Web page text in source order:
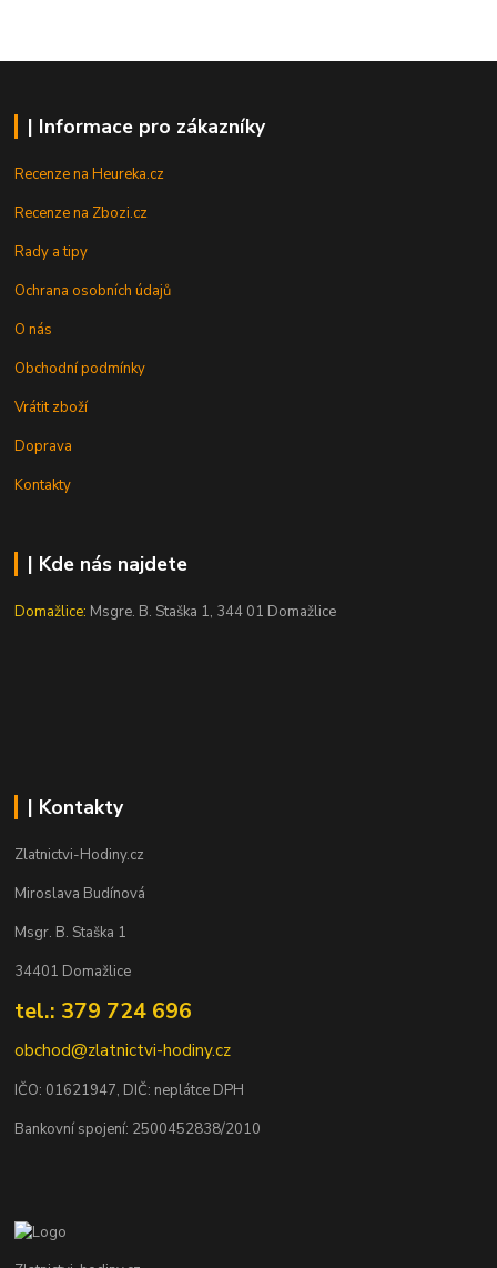
| Informace pro zákazníky
Recenze na Heureka.cz
Recenze na Zbozi.cz
Rady a tipy
Ochrana osobních údajů
O nás
Obchodní podmínky
Vrátit zboží
Doprava
Kontakty
| Kde nás najdete
Domažlice: Msgre. B. Staška 1, 344 01 Domažlice
| Kontakty
Zlatnictvi-Hodiny.cz
Miroslava Budínová
Msgr. B. Staška 1
34401 Domažlice
tel.: 379 724 696
obchod@zlatnictvi-hodiny.cz
IČO: 01621947, DIČ: neplátce DPH
Bankovní spojení: 2500452838/2010